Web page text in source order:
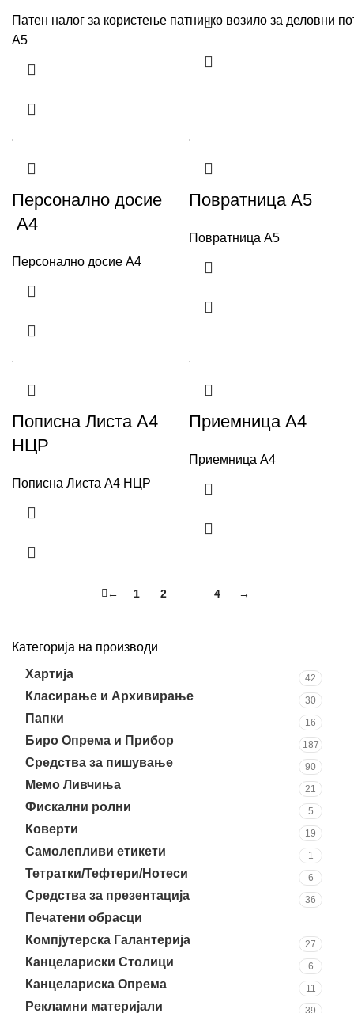
Категорија на производи
Хартија
42
Класирање и Архивирање 30
Папки 16
Биро Опрема и Прибор 187
Средства за пишување 90
Мемо Ливчиња 21
Фискални ролни 5
Коверти 19
Самолепливи етикети 1
Тетратки/Тефтери/Нотеси 6
Средства за презентација 36
Печатени обрасци
Компјутерска Галантерија 27
Канцелариски Столици 6
Канцелариска Опрема 11
Рекламни материјали 39
Патен налог за користење патничко возило за деловни
А5
Персонално досие
А4
Персонално досие А4
Повратница А5
Повратница А5
Пописна Листа А4
НЦР
Пописна Листа А4 НЦР
Приемница А4
Приемница А4
← 1 2 4 →